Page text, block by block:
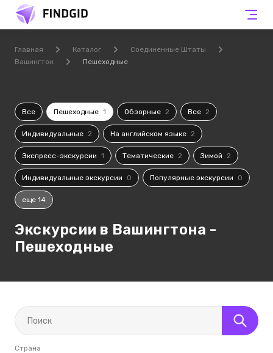
Главная Каталог
Соединенные Штаты
Вашингтон
Пешеходные
Все Пешеходные 1 Обзорные 2 Все 2
Индивидуальные 2 На английском языке 2
Экспресс-экскурсии 1 Тематические 2 Зимой 2
Индивидуальные экскурсии 0 Популярные экскурсии 0
еще 14
Экскурсии в Вашингтона -
Пешеходные
Страна